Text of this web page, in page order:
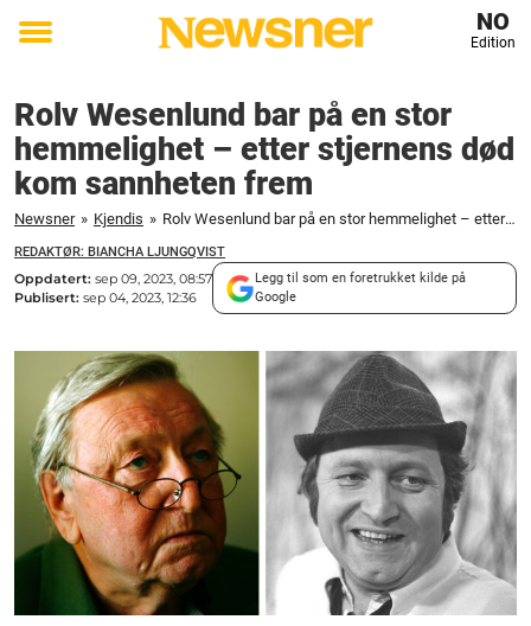
Toggle
NO
Edition
Rolv Wesenlund bar på en stor
hemmelighet – etter stjernens død
kom sannheten frem
Newsner » Kjendis » Rolv Wesenlund bar på en stor hemmelighet – etter stjernens død kom sannheten frem
REDAKTØR: BIANCHA LJUNGQVIST
Oppdatert: sep 09, 2023, 08:57
Publisert: sep 04, 2023, 12:36
Legg til som en foretrukket kilde på
Google